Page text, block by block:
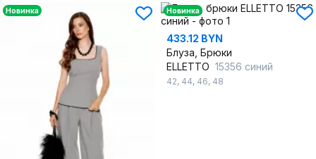
Новинка Новинка
433.12 BYN
Блуза, Брюки
ELLETTO 15356 синий
42, 44, 46, 48